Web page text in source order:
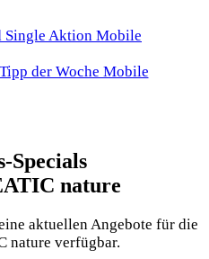
Specials
nature
aktuellen Angebote für die
nature verfügbar.